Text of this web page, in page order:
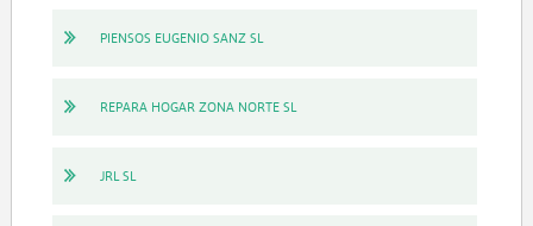
PIENSOS EUGENIO SANZ SL
REPARA HOGAR ZONA NORTE SL
JRL SL